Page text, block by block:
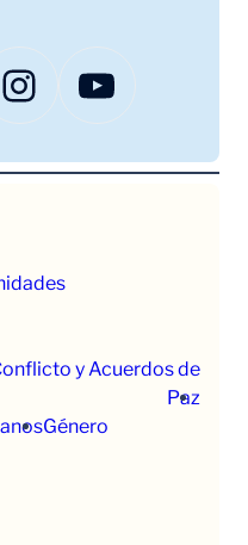
Instagram YouTube
y Acuerdos de
Paz
Género